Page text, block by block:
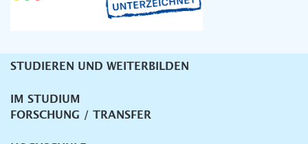
Unternavigation
STUDIEREN UND WEITERBILDEN
IM STUDIUM
FORSCHUNG / TRANSFER